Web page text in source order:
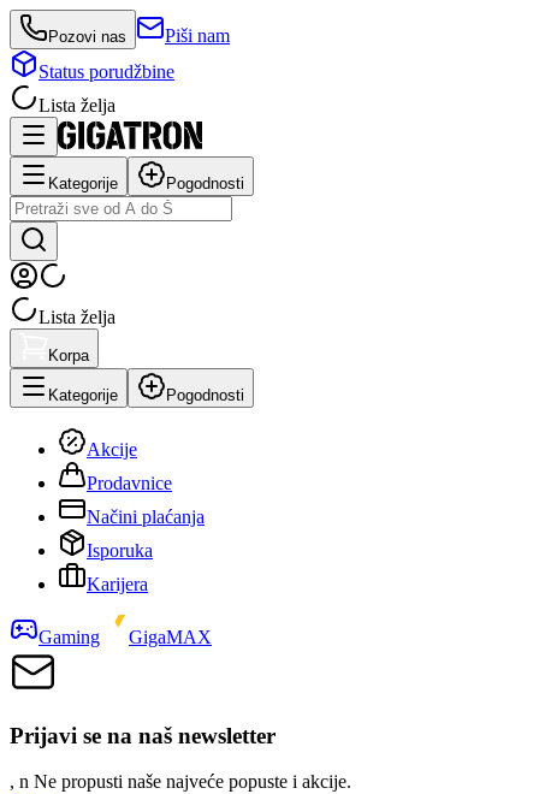
Pozovi nas
Piši nam
Status porudžbine
Lista želja
Kategorije Pogodnosti
Lista želja
Korpa
Kategorije Pogodnosti
Akcije
Prodavnice
Načini plaćanja
Isporuka
Karijera
Gaming GigaMAX
Prijavi se na naš newsletter
, n Ne propusti naše najveće popuste i akcije.